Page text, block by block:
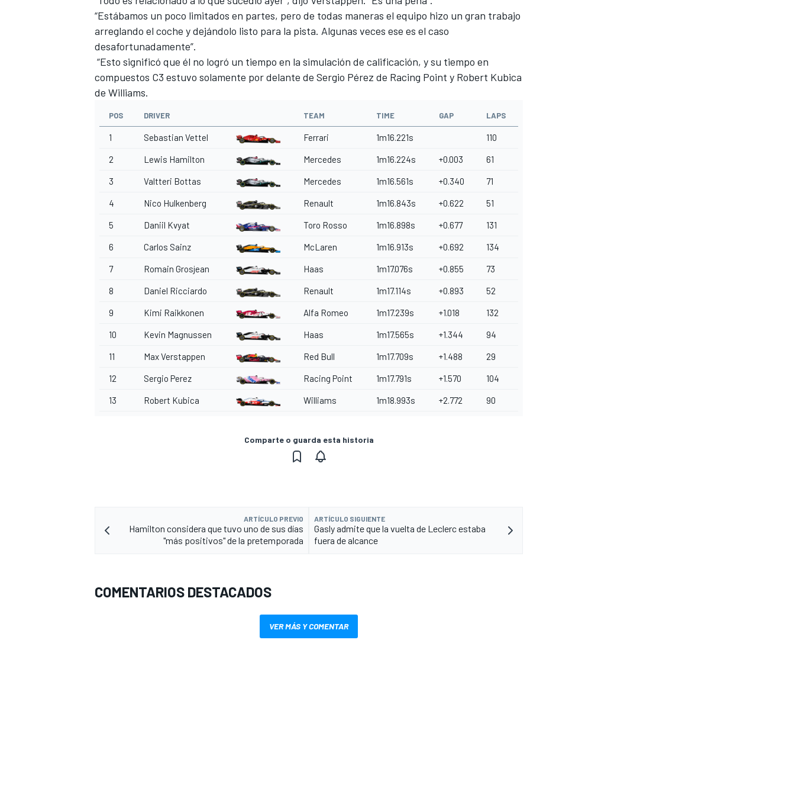
MÁS CATEGORÍAS
“Estábamos un poco limitados en partes, pero de todas maneras el equipo hizo un gran trabajo
arreglando el coche y dejándolo listo para la pista. Algunas veces ese es el caso
desafortunadamente”.
“Esto significó que él no logró un tiempo en la simulación de calificación, y su tiempo en
compuestos C3 estuvo solamente por delante de Sergio Pérez de Racing Point y Robert Kubica
de Williams.
POS DRIVER TEAM TIME GAP LAPS
1 Sebastian Vettel Ferrari 1m16.221s 110
2 Lewis Hamilton Mercedes 1m16.224s +0.003 61
3 Valtteri Bottas Mercedes 1m16.561s +0.340 71
4 Nico Hulkenberg Renault 1m16.843s +0.622 51
5 Daniil Kvyat Toro Rosso 1m16.898s +0.677 131
6 Carlos Sainz McLaren 1m16.913s +0.692 134
7 Romain Grosjean Haas 1m17.076s +0.855 73
8 Daniel Ricciardo Renault 1m17.114s +0.893 52
9 Kimi Raikkonen Alfa Romeo 1m17.239s +1.018 132
10 Kevin Magnussen Haas 1m17.565s +1.344 94
11 Max Verstappen Red Bull 1m17.709s +1.488 29
12 Sergio Perez Racing Point 1m17.791s +1.570 104
13 Robert Kubica Williams 1m18.993s +2.772 90
Comparte o guarda esta historia
ARTÍCULO PREVIO
Hamilton considera que tuvo uno de sus días
"más positivos" de la pretemporada
ARTÍCULO SIGUIENTE
Gasly admite que la vuelta de Leclerc estaba
fuera de alcance
COMENTARIOS DESTACADOS
VER MÁS Y COMENTAR